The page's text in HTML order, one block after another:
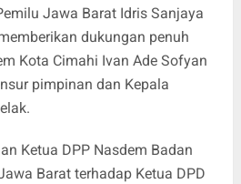
Jawa Barat Idris Sanjaya
dukungan penuh
Kota Cimahi Ivan Ade Sofyan
pimpinan dan Kepala
Ketua DPP Nasdem Badan
Barat terhadap Ketua DPD